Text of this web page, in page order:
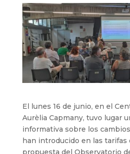
El lunes 16 de junio, en el
Aurèlia Capmany, tuvo lugar
informativa sobre los
han introducido en las tarifas
propuesta del Observatorio